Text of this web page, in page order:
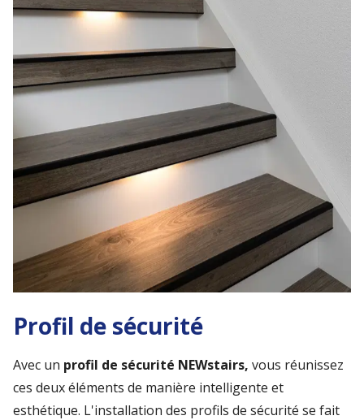
Profil de sécurité
Avec un profil de sécurité NEWstairs, vous réunissez
ces deux éléments de manière intelligente et
esthétique. L'installation des profils de sécurité se fait